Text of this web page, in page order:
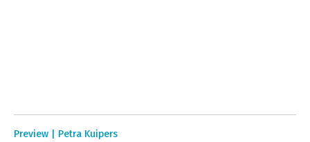
Preview | Petra Kuipers